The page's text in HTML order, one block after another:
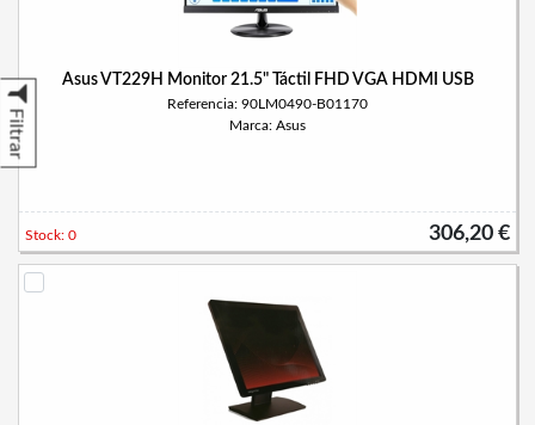
Filtrar
Asus VT229H Monitor 21.5" Táctil FHD VGA HDMI USB
Referencia: 90LM0490-B01170
Marca: Asus
306,20 €
Stock: 0